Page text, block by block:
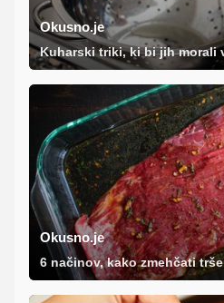
Okusno.je
Kuharski triki, ki bi jih morali
Okusno.je
6 načinov, kako zmehčati